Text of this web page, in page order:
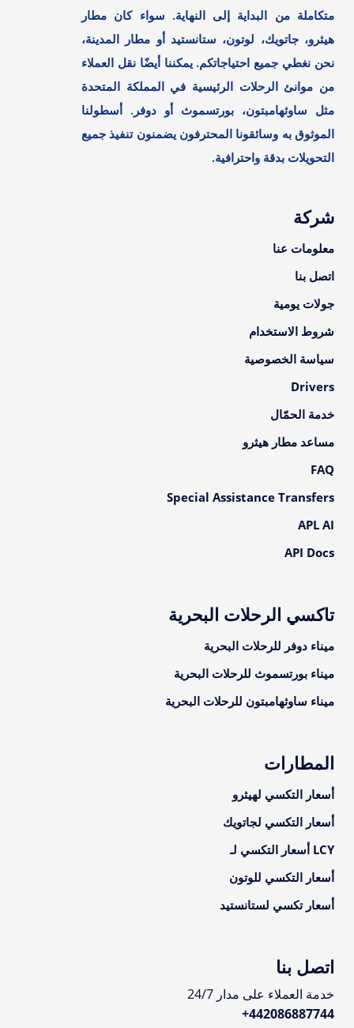
متكاملة من البداية إلى النهاية. سواء كان مطار
هيثرو، جاتويك، لوتون، ستانستيد أو مطار المدينة،
نحن نغطي جميع احتياجاتكم. يمكننا أيضًا نقل العملاء
من موانئ الرحلات الرئيسية في المملكة المتحدة
مثل ساوثهامبتون، بورتسموث أو دوفر. أسطولنا
الموثوق به وسائقونا المحترفون يضمنون تنفيذ جميع
التحويلات بدقة واحترافية.
شركة
معلومات عنا
اتصل بنا
جولات يومية
شروط الاستخدام
سياسة الخصوصية
Drivers
خدمة الحمّال
مساعد مطار هيثرو
FAQ
Special Assistance Transfers
APL AI
API Docs
تاكسي الرحلات البحرية
ميناء دوفر للرحلات البحرية
ميناء بورتسموث للرحلات البحرية
ميناء ساوثهامبتون للرحلات البحرية
المطارات
أسعار التكسي لهيثرو
أسعار التكسي لجاتويك
LCY أسعار التكسي لـ
أسعار التكسي للوتون
أسعار تكسي لستانستيد
اتصل بنا
خدمة العملاء على مدار 24/7
+442086887744